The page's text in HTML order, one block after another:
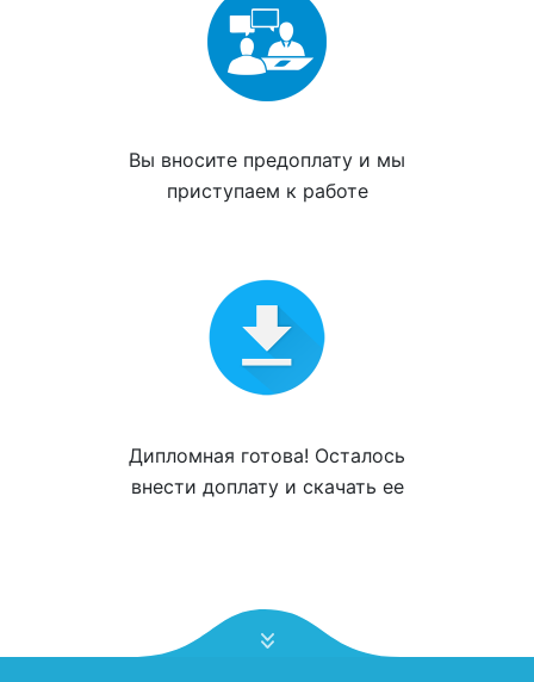
Вы вносите предоплату и мы
приступаем к работе
Дипломная готова! Осталось
внести доплату и скачать ее